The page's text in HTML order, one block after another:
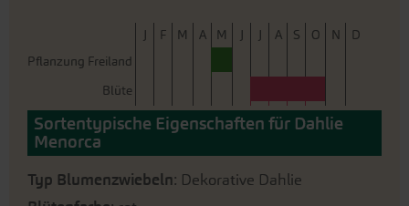
J F M A M J J A S O N
D
Pflanzung Freiland
Blüte
Sortentypische Eigenschaften für Dahlie
Menorca
Typ Blumenzwiebeln: Dekorative Dahlie